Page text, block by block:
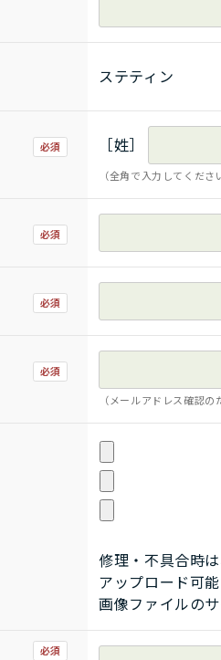
ステティン
［姓］
（全角で入力してくださ
（メールアドレス確認
修理・不具合時は
アップロード可
画像ファイルの